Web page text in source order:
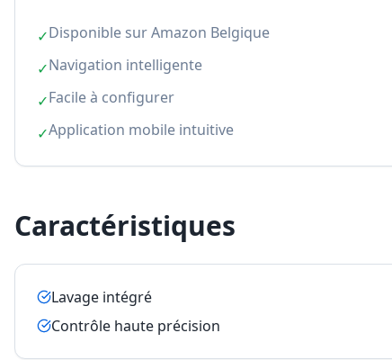
✓Disponible sur Amazon Belgique
✓Navigation intelligente
✓Facile à configurer
✓Application mobile intuitive
Caractéristiques
Lavage intégré
Contrôle haute précision